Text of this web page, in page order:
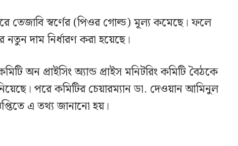
তেজাবি স্বর্ণের (পিওর গোল্ড) মূল্য কমেছে। ফলে
নতুন দাম নির্ধারণ করা হয়েছে।
অন প্রাইসিং অ্যান্ড প্রাইস মনিটরিং কমিটি বৈঠকে
পরে কমিটির চেয়ারম্যান ডা. দেওয়ান আমিনুল
এ তথ্য জানানো হয়।